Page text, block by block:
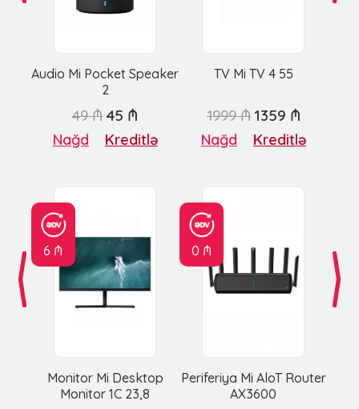
Audio Mi Pocket Speaker
2
TV Mi TV 4 55
49 ₼ 45 ₼
Nağd Kreditlə
1999 ₼ 1359 ₼
Nağd Kreditlə
6 ₼
Monitor Mi Desktop
Monitor 1C 23,8
0 ₼
Periferiya Mi AloT Router
AX3600